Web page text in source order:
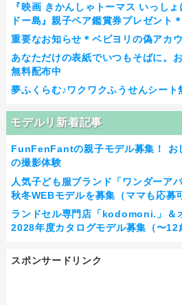
『映画 きかんしゃトーマス いっし
ドー島』親子ペア鑑賞券プレゼント
重要なお知らせ＊ベビヨリの偽アカ
あなただけの表紙でいつもそばに。
無料配布中
夢ふくらむ♪ワクワクふうせんシート
モデルリ新着記事
FunFenFantの親子モデル募集！ お
の撮影体験
人気子ども服ブランド「ワンダーア
秋冬WEBモデルを募集（ママも応募
ランドセル専門店「kodomoni.」＆
2028年度カタログモデル募集（〜12
スポンサードリンク